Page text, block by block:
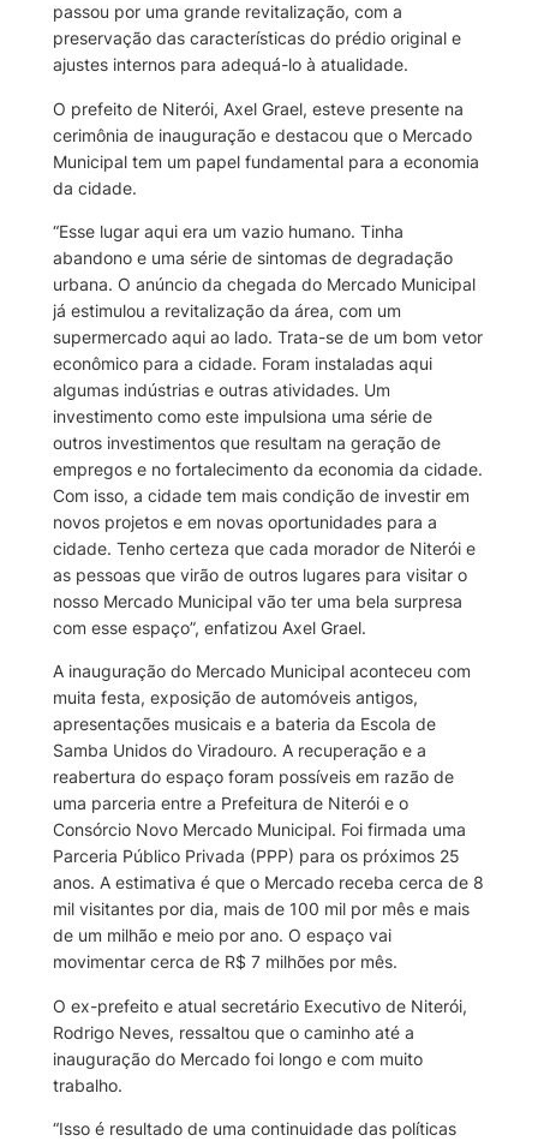
passou por uma grande revitalização, com a
preservação das características do prédio original e
ajustes internos para adequá-lo à atualidade.
O prefeito de Niterói, Axel Grael, esteve presente na
cerimônia de inauguração e destacou que o Mercado
Municipal tem um papel fundamental para a economia
da cidade.
“Esse lugar aqui era um vazio humano. Tinha
abandono e uma série de sintomas de degradação
urbana. O anúncio da chegada do Mercado Municipal
já estimulou a revitalização da área, com um
supermercado aqui ao lado. Trata-se de um bom vetor
econômico para a cidade. Foram instaladas aqui
algumas indústrias e outras atividades. Um
investimento como este impulsiona uma série de
outros investimentos que resultam na geração de
empregos e no fortalecimento da economia da cidade.
Com isso, a cidade tem mais condição de investir em
novos projetos e em novas oportunidades para a
cidade. Tenho certeza que cada morador de Niterói e
as pessoas que virão de outros lugares para visitar o
nosso Mercado Municipal vão ter uma bela surpresa
com esse espaço”, enfatizou Axel Grael.
A inauguração do Mercado Municipal aconteceu com
muita festa, exposição de automóveis antigos,
apresentações musicais e a bateria da Escola de
Samba Unidos do Viradouro. A recuperação e a
reabertura do espaço foram possíveis em razão de
uma parceria entre a Prefeitura de Niterói e o
Consórcio Novo Mercado Municipal. Foi firmada uma
Parceria Público Privada (PPP) para os próximos 25
anos. A estimativa é que o Mercado receba cerca de 8
mil visitantes por dia, mais de 100 mil por mês e mais
de um milhão e meio por ano. O espaço vai
movimentar cerca de R$ 7 milhões por mês.
O ex-prefeito e atual secretário Executivo de Niterói,
Rodrigo Neves, ressaltou que o caminho até a
inauguração do Mercado foi longo e com muito
trabalho.
“Isso é resultado de uma continuidade das políticas